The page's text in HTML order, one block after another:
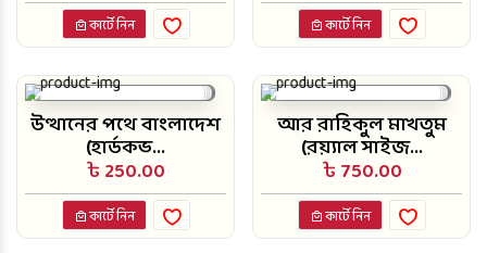
কার্টে নিন কার্টে নিন
উত্থানের পথে বাংলাদেশ
(হার্ডকভ...
৳ 250.00
কার্টে নিন
আর রাহিকুল মাখতুম
(রয়্যাল সাইজ...
৳ 750.00
কার্টে নিন